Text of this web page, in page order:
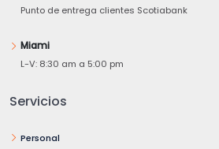
Punto de entrega clientes Scotiabank
Miami
L-V: 8:30 am a 5:00 pm
Servicios
Personal